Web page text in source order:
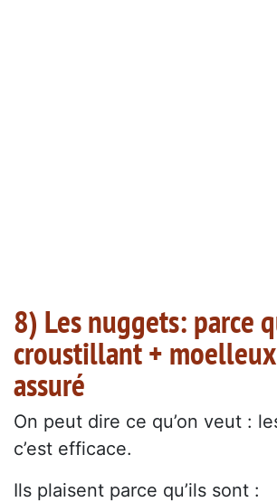
8) Les nuggets: parce
croustillant + moelleux
assuré
On peut dire ce qu’on veut :
c’est efficace.
Ils plaisent parce qu’ils sont :